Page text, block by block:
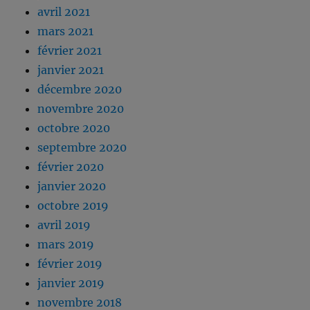
avril 2021
mars 2021
février 2021
janvier 2021
décembre 2020
novembre 2020
octobre 2020
septembre 2020
février 2020
janvier 2020
octobre 2019
avril 2019
mars 2019
février 2019
janvier 2019
novembre 2018